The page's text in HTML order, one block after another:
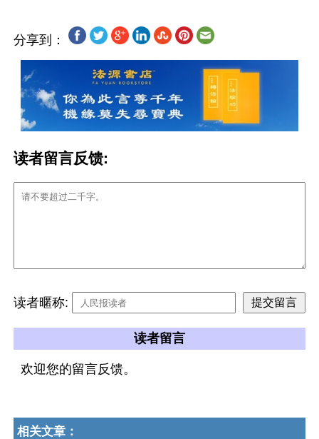
分享到：
读者留言反馈:
读者暱称:
读者留言
欢迎您的留言反馈。
相关文章：